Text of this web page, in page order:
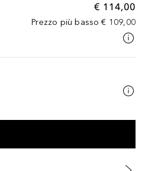
€ 114,00
Prezzo più basso € 109,00